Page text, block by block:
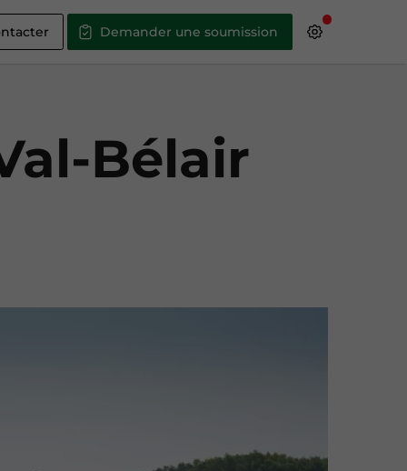
Demander une soumission
Bélair